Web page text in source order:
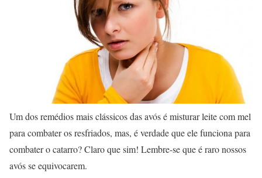
Um dos remédios mais clássicos das avós é misturar leite com mel
para combater os resfriados, mas, é verdade que ele funciona para
combater o catarro? Claro que sim! Lembre-se que é raro nossos
avós se equivocarem.